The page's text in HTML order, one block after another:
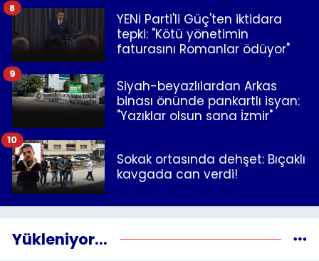
YENİ Parti'li Güç'ten iktidara
tepki: "Kötü yönetimin
faturasını Romanlar ödüyor"
8
Siyah-beyazlılardan Arkas
binası önünde pankartlı isyan:
"Yazıklar olsun sana İzmir"
9
Sokak ortasında dehşet: Bıçaklı
kavgada can verdi!
10
Yükleniyor...